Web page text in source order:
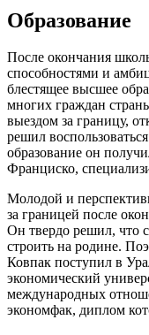
Образование
После окончания
способностями и
блестящее высшее
многих граждан
выездом за границу,
решил
образование он
Франциско,
Молодой и
за границей после
Он твердо решил, что
строить на родине.
Ковпак поступил в
экономический
международных
экономфак, диплом